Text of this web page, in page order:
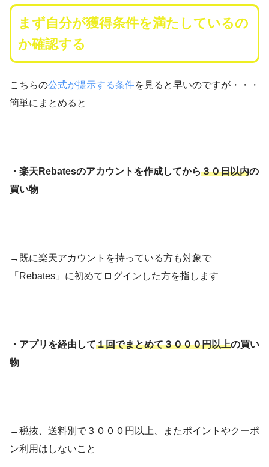
まず自分が獲得条件を満たしているの
か確認する
こちらの公式が提示する条件を見ると早いのですが・・・
簡単にまとめると
・楽天Rebatesのアカウントを作成してから３０日以内の
買い物
→既に楽天アカウントを持っている方も対象で
「Rebates」に初めてログインした方を指します
・アプリを経由して１回でまとめて３０００円以上の買い
物
→税抜、送料別で３０００円以上、またポイントやクーポ
ン利用はしないこと